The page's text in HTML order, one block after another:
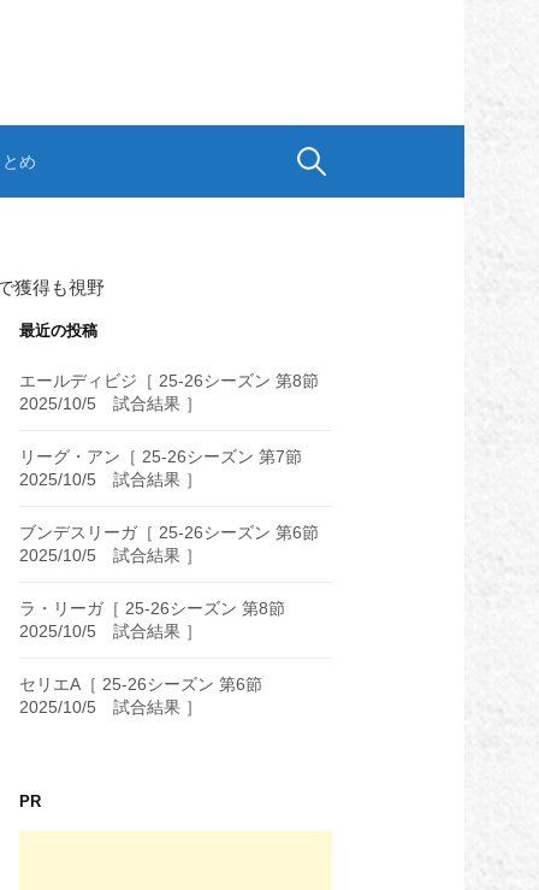
め 検
獲得も視野
最近の投稿
エールディビジ［ 25-26シーズン 第8節
2025/10/5 試合結果 ］
リーグ・アン［ 25-26シーズン 第7節
2025/10/5 試合結果 ］
ブンデスリーガ［ 25-26シーズン 第6節
2025/10/5 試合結果 ］
ラ・リーガ［ 25-26シーズン 第8節
2025/10/5 試合結果 ］
セリエA［ 25-26シーズン 第6節
2025/10/5 試合結果 ］
PR